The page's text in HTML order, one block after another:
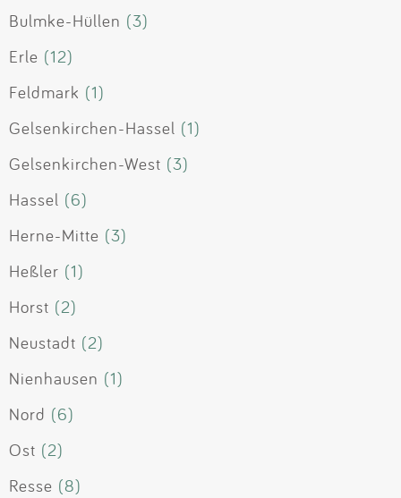
Bulmke-Hüllen (3)
Erle (12)
Feldmark (1)
Gelsenkirchen-Hassel (1)
Gelsenkirchen-West (3)
Hassel (6)
Herne-Mitte (3)
Heßler (1)
Horst (2)
Neustadt (2)
Nienhausen (1)
Nord (6)
Ost (2)
Resse (8)